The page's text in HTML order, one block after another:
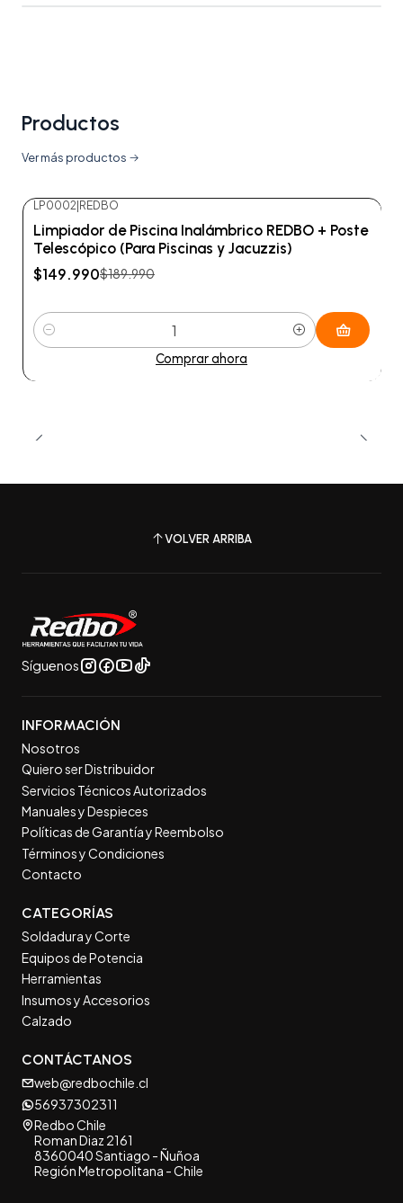
Productos
Ver más productos
LP0002 REDBO
Limpiador de Piscina Inalámbrico REDBO + Poste
Telescópico (Para Piscinas y Jacuzzis)
$149.990$189.990
Cantidad
Comprar ahora
VOLVER ARRIBA
Síguenos
INFORMACIÓN
Nosotros
Quiero ser Distribuidor
Servicios Técnicos Autorizados
Manuales y Despieces
Políticas de Garantía y Reembolso
Términos y Condiciones
Contacto
CATEGORÍAS
Soldadura y Corte
Equipos de Potencia
Herramientas
Insumos y Accesorios
Calzado
CONTÁCTANOS
web@redbochile.cl
56937302311
Redbo Chile
Roman Diaz 2161
8360040 Santiago - Ñuñoa
Región Metropolitana - Chile